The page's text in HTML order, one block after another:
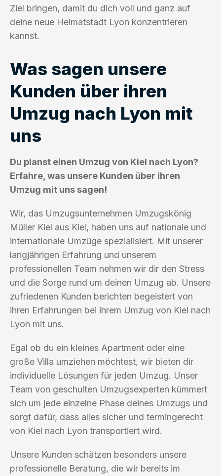
Ziel bringen, damit du dich voll und ganz auf
deine neue Heimatstadt Lyon konzentrieren
kannst.
Was sagen unsere
Kunden über ihren
Umzug nach Lyon mit
uns
Du planst einen Umzug von Kiel nach Lyon?
Erfahre, was unsere Kunden über ihren
Umzug mit uns sagen!
Wir, das Umzugsunternehmen Umzugskönig
Müller Kiel aus Kiel, haben uns auf nationale und
internationale Umzüge spezialisiert. Mit unserer
langjährigen Erfahrung und unserem
professionellen Team nehmen wir dir den Stress
und die Sorge rund um deinen Umzug ab. Unsere
zufriedenen Kunden berichten begeistert von
ihren Erfahrungen bei ihrem Umzug von Kiel nach
Lyon mit uns.
Egal ob du ein kleines Apartment oder eine
große Villa umziehen möchtest, wir bieten dir
individuelle Lösungen für jeden Umzug. Unser
Team von geschulten Umzugsexperten kümmert
sich um jede einzelne Phase deines Umzugs und
sorgt dafür, dass alles sicher und termingerecht
von Kiel nach Lyon transportiert wird.
Unsere Kunden schätzen besonders unsere
professionelle Beratung, die wir bereits im